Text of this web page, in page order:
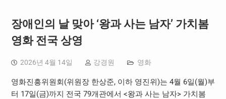
장애인의 날 맞아 ‘왕과 사는 남자’ 가치봄
영화 전국 상영
2026년 4월 14일 강경원 영화
영화진흥위원회(위원장 한상준, 이하 영진위)는 4월 6일(월)부
터 17일(금)까지 전국 79개관에서 <왕과 사는 남자> 가치봄